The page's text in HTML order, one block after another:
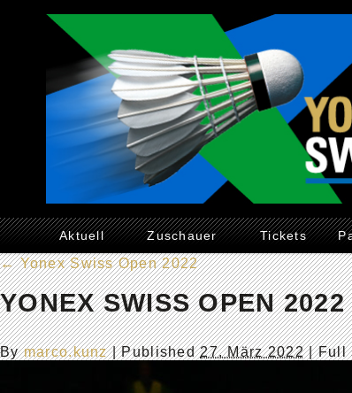
Aktuell Zuschauer Tickets
←Yonex Swiss Open 2022
YONEX SWISS OPEN 2022
Bymarco.kunz |Published27. März 2022| Full